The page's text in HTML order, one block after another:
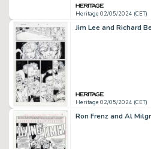
Heritage 02/05/2024 (CET)
Heritage 02/05/2024 (CET)